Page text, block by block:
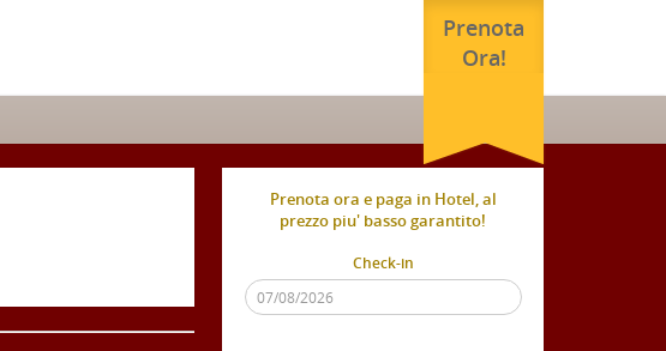
Prenota
Ora!
Prenota ora e paga in Hotel, al
prezzo piu' basso garantito!
Check-in